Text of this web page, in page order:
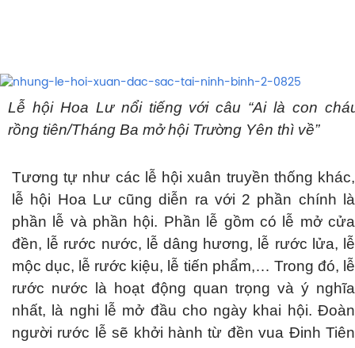
Lễ hội Hoa Lư nổi tiếng với câu “Ai là con
rồng tiên/Tháng Ba mở hội Trường Yên thì về”
Tương tự như các lễ hội xuân truyền thống khác,
lễ hội Hoa Lư cũng diễn ra với 2 phần chính là
phần lễ và phần hội. Phần lễ gồm có lễ mở cửa
đền, lễ rước nước, lễ dâng hương, lễ rước lửa, lễ
mộc dục, lễ rước kiệu, lễ tiến phẩm,… Trong đó, lễ
rước nước là hoạt động quan trọng và ý nghĩa
nhất, là nghi lễ mở đầu cho ngày khai hội. Đoàn
người rước lễ sẽ khởi hành từ đền vua Đinh Tiên